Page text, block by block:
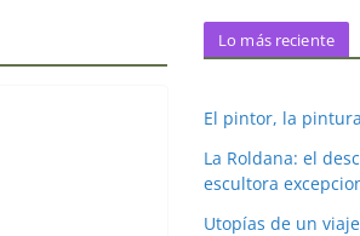
Lo más reciente
El pintor, la
La Roldana: el
escultora
Utopías de un